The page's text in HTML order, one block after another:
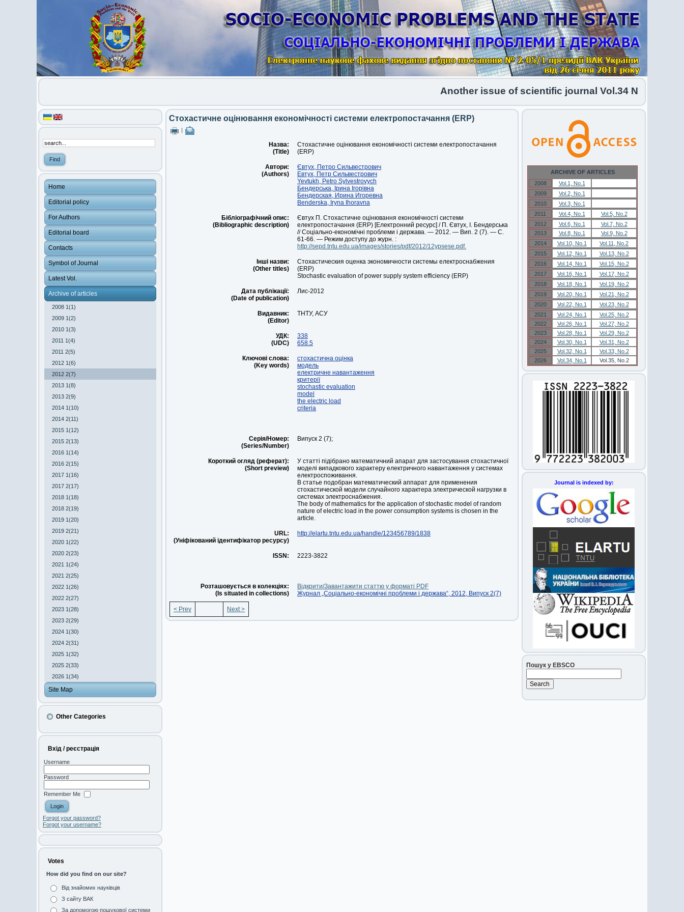
Another issue of scientific journal Vol.34 No.1 2026
Home
Editorial policy
For Authors
Editorial board
Contacts
Symbol of Journal
Latest Vol.
Archive of articles
2008 1(1)
2009 1(2)
2010 1(3)
2011 1(4)
2011 2(5)
2012 1(6)
2012 2(7)
2013 1(8)
2013 2(9)
2014 1(10)
2014 2(11)
2015 1(12)
2015 2(13)
2016 1(14)
2016 2(15)
2017 1(16)
2017 2(17)
2018 1(18)
2018 2(19)
2019 1(20)
2019 2(21)
2020 1(22)
2020 2(23)
2021 1(24)
2021 2(25)
2022 1(26)
2022 2(27)
2023 1(28)
2023 2(29)
2024 1(30)
2024 2(31)
2025 1(32)
2025 2(33)
2026 1(34)
Site Map
Other Categories
Вхід / реєстрація
Username
Password
Remember Me
Forgot your password?
Forgot your username?
Votes
How did you find on our site?
Від знайомих науківців
З сайту ВАК
За допомогою пошукової системи
Стохастичне оцінювання економічності системи електропостачання (ERP)
Назва:
(Title)
Стохастичне оцінювання економічності системи електропостачання
(ERP)
Автори:
(Authors)
Євтух, Петро Сильвестрович
Евтух, Петр Сильвестрович
Yevtukh, Petro Sylvestrovych
Бендерська, Ірина Ігорівна
Бендерская, Ирина Игоревна
Benderska, Iryna Ihoravna
Бібліографічний опис:
(Bibliographic description)
Євтух П. Стохастичне оцінювання економічності системи
електропостачання (ERP) [Електронний ресурс] / П. Євтух, І. Бендерська
// Соціально-економічні проблеми і держава. — 2012. — Вип. 2 (7). — С.
61-66. — Режим доступу до журн. :
http://sepd.tntu.edu.ua/images/stories/pdf/2012/12ypsese.pdf.
Інші назви:
(Other titles)
Стохастическия оценка экономичности системы електроснабжения
(ERP)
Stochastic evaluation of power supply system efficiency (ERP)
Дата публікації:
(Date of publication)
Лис-2012
Видавник:
(Editor)
ТНТУ, АСУ
УДК:
(UDC)
338
658.5
Ключові слова:
(Key words)
стохастична оцінка
модель
електричне навантаження
критерії
stochastic evaluation
model
the electric load
criteria
Серія/Номер:
(Series/Number)
Випуск 2 (7);
Короткий огляд (реферат):
(Short preview)
У статті підібрано математичний апарат для застосування стохастичної
моделі випадкового характеру електричного навантаження у системах
електроспоживання.
В статье подобран математический аппарат для применения
стохастической модели случайного характера электрической нагрузки в
системах электроснабжения.
The body of mathematics for the application of stochastic model of random
nature of electric load in the power consumption systems is chosen in the
article.
URL:
(Уніфікований ідентифікатор ресурсу)
http://elartu.tntu.edu.ua/handle/123456789/1838
ISSN: 2223-3822
Розташовується в колекціях:
(Is situated in collections)
Відкрити/Завантажити статтю у форматі PDF
Журнал „Соціально-економічні проблеми і держава“, 2012, Випуск 2(7)
< Prev Next >
ARCHIVE OF ARTICLES
2008
Vol.1, No.1
2009
Vol.2, No.1
2010
Vol.3, No.1
2011
Vol.4, No.1
Vol.5, No.2
2012
Vol.6, No.1
Vol.7, No.2
2013
Vol.8, No.1
Vol.9, No.2
2014
Vol.10, No.1
Vol.11, No.2
2015
Vol.12, No.1
Vol.13, No.2
2016
Vol.14, No.1
Vol.15, No.2
2017
Vol.16, No.1
Vol.17, No.2
2018
Vol.18, No.1
Vol.19, No.2
2019
Vol.20, No.1
Vol.21, No.2
2020
Vol.22, No.1
Vol.23, No.2
2021
Vol.24, No.1
Vol.25, No.2
2022
Vol.26, No.1
Vol.27, No.2
2023
Vol.28, No.1
Vol.29, No.2
2024
Vol.30, No.1
Vol.31, No.2
2025
Vol.32, No.1
Vol.33, No.2
2026
Vol.34, No.1 Vol.35, No.2
Journal is indexed by:
Пошук у EBSCO